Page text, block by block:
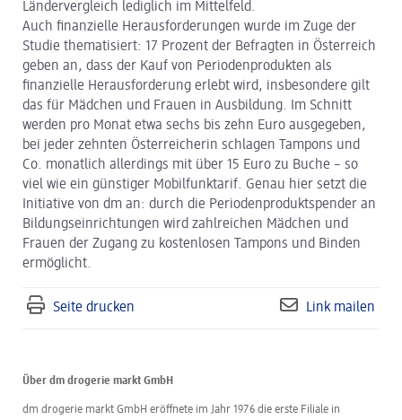
Ländervergleich lediglich im Mittelfeld.
Auch finanzielle Herausforderungen wurde im Zuge der
Studie thematisiert: 17 Prozent der Befragten in Österreich
geben an, dass der Kauf von Periodenprodukten als
finanzielle Herausforderung erlebt wird, insbesondere gilt
das für Mädchen und Frauen in Ausbildung. Im Schnitt
werden pro Monat etwa sechs bis zehn Euro ausgegeben,
bei jeder zehnten Österreicherin schlagen Tampons und
Co. monatlich allerdings mit über 15 Euro zu Buche – so
viel wie ein günstiger Mobilfunktarif. Genau hier setzt die
Initiative von dm an: durch die Periodenproduktspender an
Bildungseinrichtungen wird zahlreichen Mädchen und
Frauen der Zugang zu kostenlosen Tampons und Binden
ermöglicht.
Seite drucken Link mailen
Über dm drogerie markt GmbH
dm drogerie markt GmbH eröffnete im Jahr 1976 die erste Filiale in